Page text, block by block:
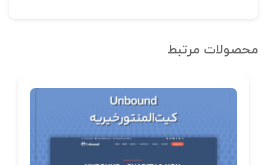
محصولات مرتبط